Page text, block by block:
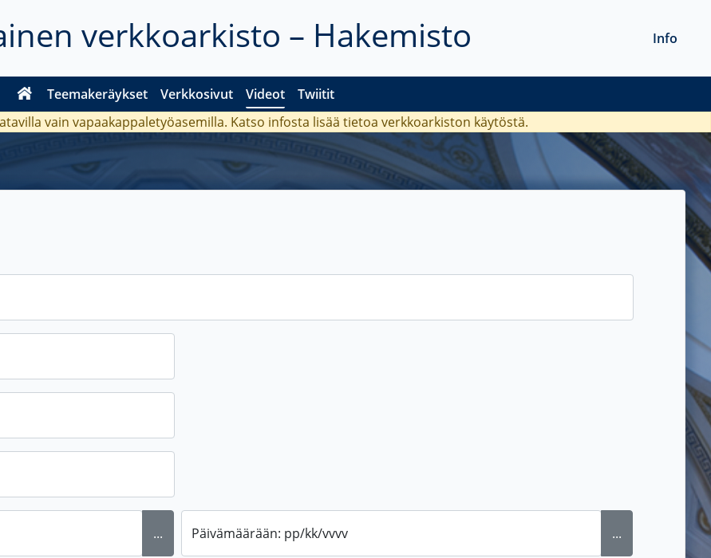
verkkoarkisto – Hakemisto
Teemakeräykset Verkkosivut Videot Twiitit
Info
vain vapaakappaletyöasemilla. Katso infosta lisää tietoa verkkoarkiston käytöstä.
... Päivämäärään: pp/kk/vvvv ...